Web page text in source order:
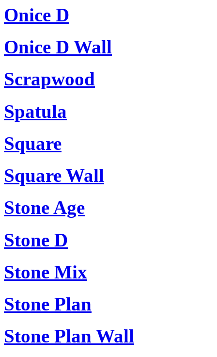
Onice D
Onice D Wall
Scrapwood
Spatula
Square
Square Wall
Stone Age
Stone D
Stone Mix
Stone Plan
Stone Plan Wall